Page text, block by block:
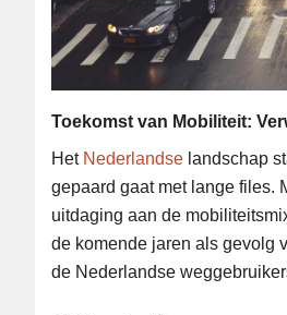
Toekomst van Mobiliteit:
Het Nederlandse landschap
gepaard gaat met lange files.
uitdaging aan de
de komende jaren als gevolg
de Nederlandse